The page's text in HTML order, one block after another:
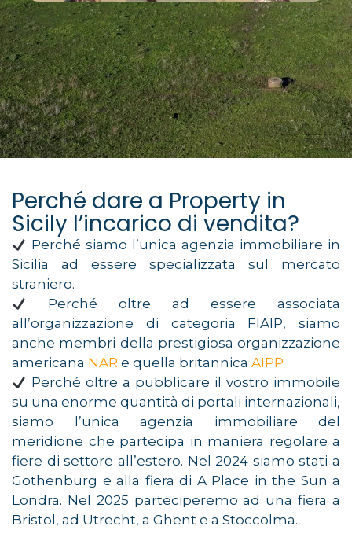
Perché dare a Property in
Sicily l’incarico di vendita?
Perché siamo l’unica agenzia immobiliare in
Sicilia ad essere specializzata sul mercato
straniero.
Perché oltre ad essere associata
all’organizzazione di categoria FIAIP, siamo
anche membri della prestigiosa organizzazione
americana NAR e quella britannica AIPP
Perché oltre a pubblicare il vostro immobile
su una enorme quantità di portali internazionali,
siamo l’unica agenzia immobiliare del
meridione che partecipa in maniera regolare a
fiere di settore all’estero. Nel 2024 siamo stati a
Gothenburg e alla fiera di A Place in the Sun a
Londra. Nel 2025 parteciperemo ad una fiera a
Bristol, ad Utrecht, a Ghent e a Stoccolma.